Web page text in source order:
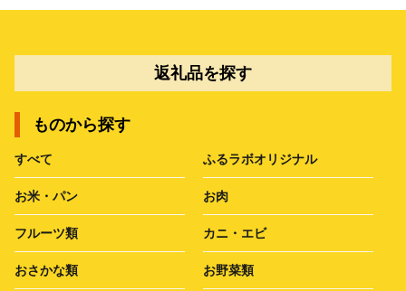
返礼品を探す
ものから探す
すべて ふるラボオリジナル
お米・パン お肉
フルーツ類 カニ・エビ
おさかな類 お野菜類